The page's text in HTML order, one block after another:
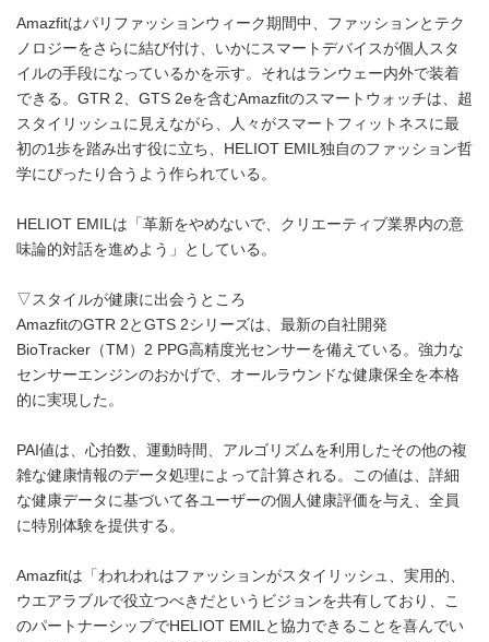
Amazfitはパリファッションウィーク期間中、ファッションとテク
ノロジーをさらに結び付け、いかにスマートデバイスが個人スタ
イルの手段になっているかを示す。それはランウェー内外で装着
できる。GTR 2、GTS 2eを含むAmazfitのスマートウォッチは、超
スタイリッシュに見えながら、人々がスマートフィットネスに最
初の1歩を踏み出す役に立ち、HELIOT EMIL独自のファッション哲
学にぴったり合うよう作られている。
HELIOT EMILは「革新をやめないで、クリエーティブ業界内の意
味論的対話を進めよう」としている。
▽スタイルが健康に出会うところ
AmazfitのGTR 2とGTS 2シリーズは、最新の自社開発
BioTracker（TM）2 PPG高精度光センサーを備えている。強力な
センサーエンジンのおかげで、オールラウンドな健康保全を本格
的に実現した。
PAI値は、心拍数、運動時間、アルゴリズムを利用したその他の複
雑な健康情報のデータ処理によって計算される。この値は、詳細
な健康データに基づいて各ユーザーの個人健康評価を与え、全員
に特別体験を提供する。
Amazfitは「われわれはファッションがスタイリッシュ、実用的、
ウエアラブルで役立つべきだというビジョンを共有しており、こ
のパートナーシップでHELIOT EMILと協力できることを喜んでい